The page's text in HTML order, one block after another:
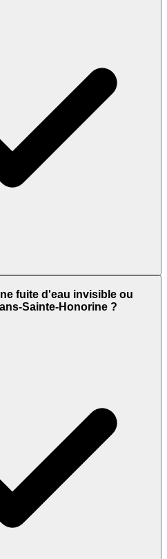
fuite d'eau invisible ou
Sainte-Honorine ?